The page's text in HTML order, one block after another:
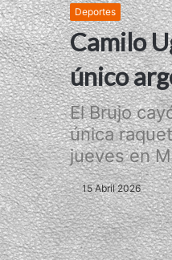
Deportes
Camilo
único
El Brujo
única
jueves en
15 Abril 2026